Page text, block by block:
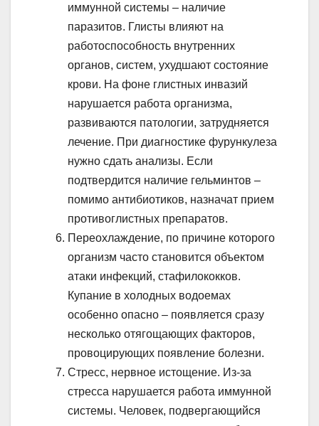
иммунной системы – наличие
паразитов. Глисты влияют на
работоспособность внутренних
органов, систем, ухудшают состояние
крови. На фоне глистных инвазий
нарушается работа организма,
развиваются патологии, затрудняется
лечение. При диагностике фурункулеза
нужно сдать анализы. Если
подтвердится наличие гельминтов –
помимо антибиотиков, назначат прием
противоглистных препаратов.
Переохлаждение, по причине которого
организм часто становится объектом
атаки инфекций, стафилококков.
Купание в холодных водоемах
особенно опасно – появляется сразу
несколько отягощающих факторов,
провоцирующих появление болезни.
Стресс, нервное истощение. Из-за
стресса нарушается работа иммунной
системы. Человек, подвергающийся